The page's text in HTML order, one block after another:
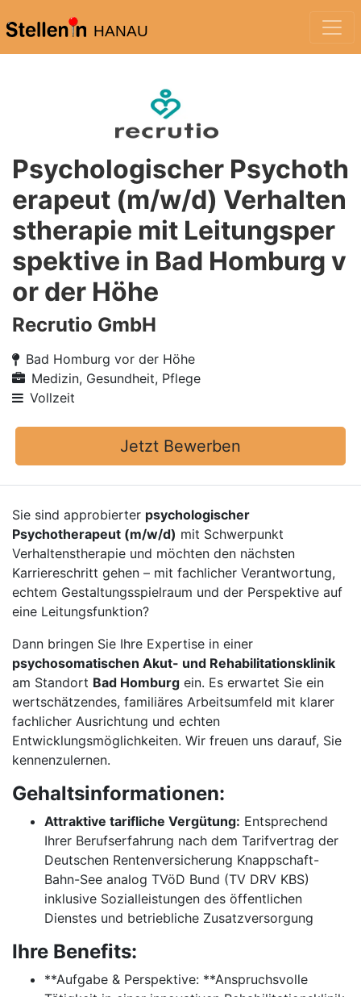
HANAU
Psychologischer Psychoth
erapeut (m/w/d) Verhalten
stherapie mit Leitungsper
spektive in Bad Homburg v
or der Höhe
Recrutio GmbH
Bad Homburg vor der Höhe
Medizin, Gesundheit, Pflege
Vollzeit
Jetzt Bewerben
Sie sind approbierter psychologischer
Psychotherapeut (m/w/d) mit Schwerpunkt
Verhaltenstherapie und möchten den nächsten
Karriereschritt gehen – mit fachlicher Verantwortung,
echtem Gestaltungsspielraum und der Perspektive auf
eine Leitungsfunktion?
Dann bringen Sie Ihre Expertise in einer
psychosomatischen Akut- und Rehabilitationsklinik
am Standort Bad Homburg ein. Es erwartet Sie ein
wertschätzendes, familiäres Arbeitsumfeld mit klarer
fachlicher Ausrichtung und echten
Entwicklungsmöglichkeiten. Wir freuen uns darauf, Sie
kennenzulernen.
Gehaltsinformationen:
Attraktive tarifliche Vergütung: Entsprechend
Ihrer Berufserfahrung nach dem Tarifvertrag der
Deutschen Rentenversicherung Knappschaft-
Bahn-See analog TVöD Bund (TV DRV KBS)
inklusive Sozialleistungen des öffentlichen
Dienstes und betriebliche Zusatzversorgung
Ihre Benefits:
**Aufgabe & Perspektive: **Anspruchsvolle